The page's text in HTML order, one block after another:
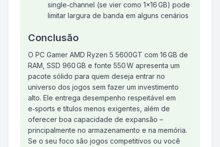
single‑channel (se vier como 1×16 GB) pode
limitar largura de banda em alguns cenários
Conclusão
O PC Gamer AMD Ryzen 5 5600GT com 16 GB de
RAM, SSD 960 GB e fonte 550 W apresenta um
pacote sólido para quem deseja entrar no
universo dos jogos sem fazer um investimento
alto. Ele entrega desempenho respeitável em
e‑sports e títulos menos exigentes, além de
oferecer boa capacidade de expansão –
principalmente no armazenamento e na memória.
Se o seu foco são jogos competitivos ou você